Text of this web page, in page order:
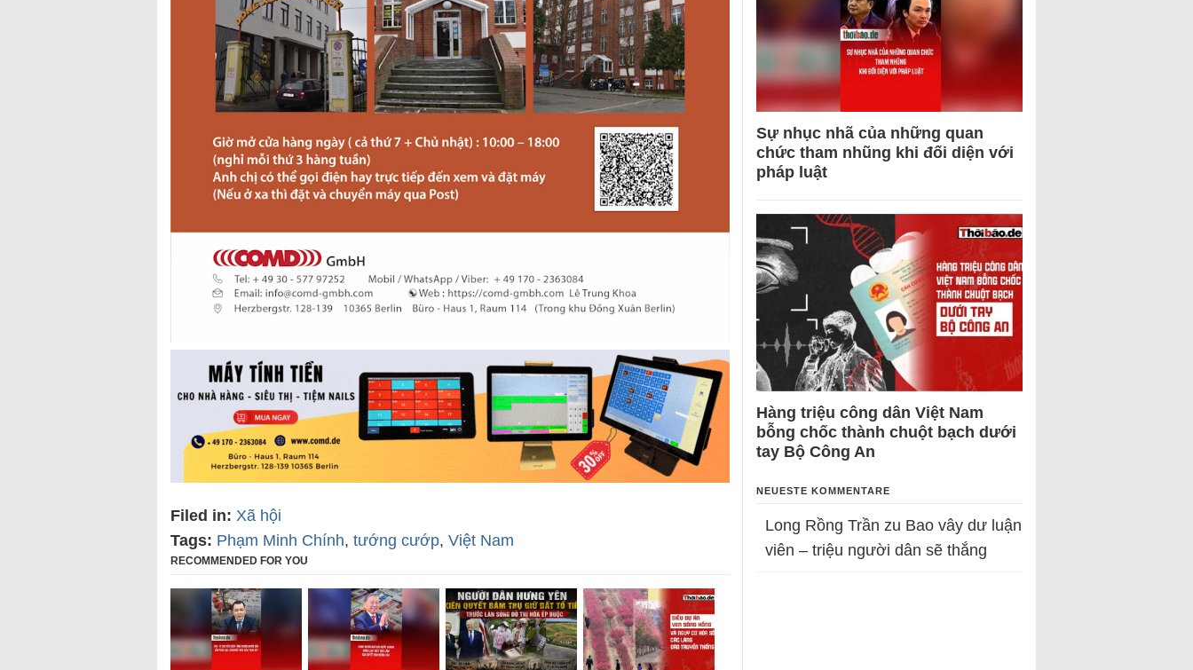
Filed in: Xã hội
Tags: Phạm Minh Chính, tướng cướp, Việt Nam
RECOMMENDED FOR YOU
Sự nhục nhã của những quan
chức tham nhũng khi đối diện với
pháp luật
Hàng triệu công dân Việt Nam
bỗng chốc thành chuột bạch dưới
tay Bộ Công An
NEUESTE KOMMENTARE
Long Rồng Trần zu Bao vây dư luận
viên – triệu người dân sẽ thắng